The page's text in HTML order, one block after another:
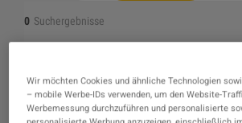
0 Suchergebnisse
Das gewünschte Produkt wurde
Wir möchten Cookies und ähnliche Technologien
– mobile Werbe-IDs verwenden, um den Website-
Werbemessung durchzuführen und personalisierte